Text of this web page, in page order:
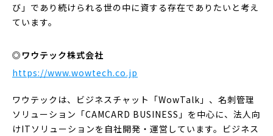
び」であり続けられる世の中に資する存在でありたいと考え
ています。
◎ワウテック株式会社
https://www.wowtech.co.jp
ワウテックは、ビジネスチャット「WowTalk」、名刺管理
ソリューション「CAMCARD BUSINESS」を中心に、法人向
けITソリューションを自社開発・運営しています。ビジネス